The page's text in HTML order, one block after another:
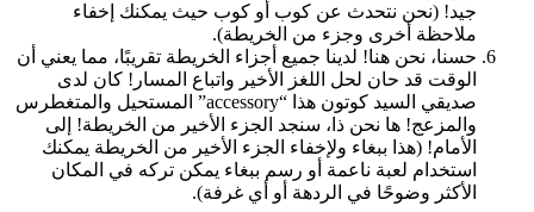
جيد! (نحن نتحدث عن كوب أو كوب حيث يمكنك إخفاء
ملاحظة أخرى وجزء من الخريطة).
حسنا، نحن هنا! لدينا جميع أجزاء الخريطة تقريبًا، مما يعني أن
الوقت قد حان لحل اللغز الأخير واتباع المسار! كان لدى
صديقي السيد كوتون هذا “accessory” المستحيل والمتغطرس
والمزعج! ها نحن ذا، سنجد الجزء الأخير من الخريطة! إلى
الأمام! (هذا ببغاء ولإخفاء الجزء الأخير من الخريطة يمكنك
استخدام لعبة ناعمة أو رسم ببغاء يمكن تركه في المكان
الأكثر وضوحًا في الردهة أو أي غرفة).